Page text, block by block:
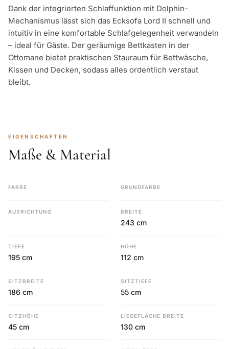
Dank der integrierten Schlaffunktion mit Dolphin-
Mechanismus lässt sich das Ecksofa Lord II schnell und
intuitiv in eine komfortable Schlafgelegenheit verwandeln
– ideal für Gäste. Der geräumige Bettkasten in der
Ottomane bietet praktischen Stauraum für Bettwäsche,
Kissen und Decken, sodass alles ordentlich verstaut
bleibt.
EIGENSCHAFTEN
Maße & Material
FARBE GRUNDFARBE
AUSRICHTUNG BREITE
243 cm
TIEFE
195 cm
HÖHE
112 cm
SITZBREITE
186 cm
SITZTIEFE
55 cm
SITZHÖHE
45 cm
LIEGEFLÄCHE BREITE
130 cm